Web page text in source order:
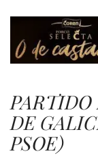
PARTIDO
DE
PSOE)